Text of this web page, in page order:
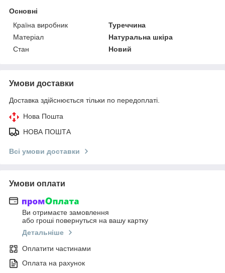
Основні
Країна виробник
Туреччина
Матеріал
Натуральна шкіра
Стан
Новий
Умови доставки
Доставка здійснюється тільки по передоплаті.
Нова Пошта
НОВА ПОШТА
Всі умови доставки
Умови оплати
Ви отримаєте замовлення
або гроші повернуться на вашу картку
Детальніше
Оплатити частинами
Оплата на рахунок